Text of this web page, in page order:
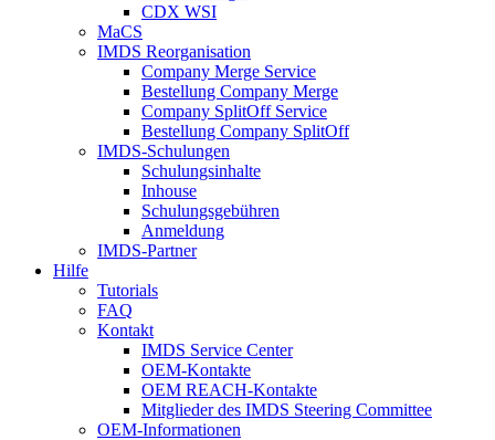
CDX WSI
MaCS
IMDS Reorganisation
Company Merge Service
Bestellung Company Merge
Company SplitOff Service
Bestellung Company SplitOff
IMDS-Schulungen
Schulungsinhalte
Inhouse
Schulungsgebühren
Anmeldung
IMDS-Partner
Hilfe
Tutorials
FAQ
Kontakt
IMDS Service Center
OEM-Kontakte
OEM REACH-Kontakte
Mitglieder des IMDS Steering Committee
OEM-Informationen